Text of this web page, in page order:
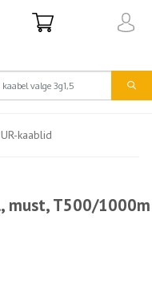
kaablid
must, T500/1000m